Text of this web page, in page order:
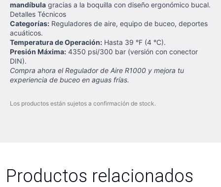
mandíbula gracias a la boquilla con diseño ergonómico bucal.
Detalles Técnicos
Categorías: Reguladores de aire, equipo de buceo, deportes
acuáticos.
Temperatura de Operación: Hasta 39 °F (4 °C).
Presión Máxima: 4350 psi/300 bar (versión con conector
DIN).
Compra ahora el Regulador de Aire R1000 y mejora tu
experiencia de buceo en aguas frías.
Los productos están sujetos a confirmación de stock.
Productos relacionados